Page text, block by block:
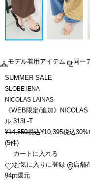
モデル着用アイテム 同一
SUMMER SALE
SLOBE IENA
NICOLAS LAINAS
《WEB限定/追加》
ル 313L-T
¥14,850税込¥10,395税込
(5件)
カートに入れる
お気に入りに登録
店舗
94pt還元